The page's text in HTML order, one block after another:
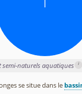
semi-naturels aquatiques i
se situe dans le